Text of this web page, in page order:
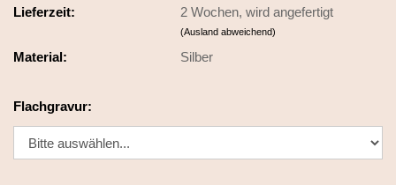
Lieferzeit:
2 Wochen, wird angefertigt
(Ausland abweichend)
Material: Silber
Flachgravur: